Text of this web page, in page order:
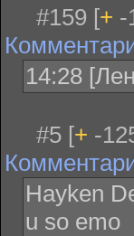
#159 [+ -
14:28
#5 [+ -
Hayken
u so emo